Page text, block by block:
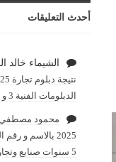
أحدث التعليقات
الشيماء خالد
الدبلومات الفنية 3 و 5 سنوات صنايع وتجاري وزراعة
محمود مصطفي
5 سنوات صنايع وتجاري وزراعة